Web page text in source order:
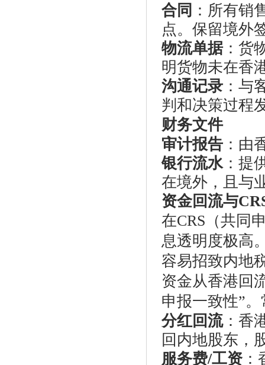
合同 ：所有销
点。保留境外
物流单据：货
明货物未在香
沟通记录 ：与
判和决策过程
财务文件
审计报告 ：由
银行流水：提
在境外，且与
资金回流与
在CRS（共同
息透明度极高
容易招致内地
资金从香港回
申报一致性”
分红回流：香
回内地股东，
服务费/工资